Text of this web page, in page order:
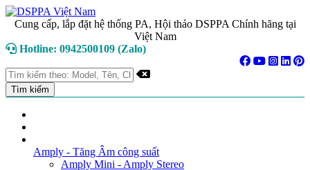
Cung cấp, lắp đặt hệ thống PA, Hội thảo DSPPA Chính hãng tại
Việt Nam
Hotline: 0942500109 (Zalo)
Amply - Tăng Âm công suất
Amply Mini - Amply Stereo